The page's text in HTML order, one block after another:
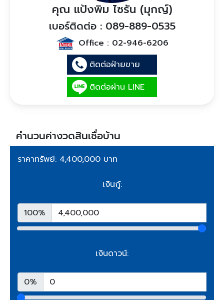
คุณ แป้งพิม ไซรัน (มุกญ์)
เบอร์ติดต่อ : 089-889-0535
Office : 02-946-6206
ติดต่อฝ่ายขาย
ติดต่อผ่าน LINE
คำนวนค่างวดสินเชื่อบ้าน
ราคาทรัพย์: 4,400,000 บาท
เงินกู้:
100%
เงินดาวน์:
0%